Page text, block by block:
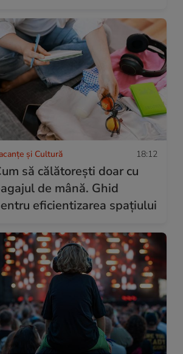
și Cultură 18:12
să călătoreşti doar cu
de mână. Ghid
eficientizarea spaţiului